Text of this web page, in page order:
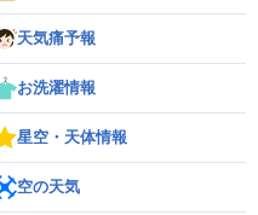
天気痛予報
お洗濯情報
星空・天体情報
空の天気